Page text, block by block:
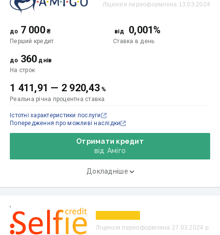
Ліцензія переоформлена 13.03.2024
до 7 000 ₴
Перший кредит
від 0,001%
Ставка в день
до 360 днів
На строк
1 411,91 — 2 920,43 %
Реальна річна процентна ставка
Отримати кредит
від Аміго
Докладніше
Істотні характеристики послуги
Попередження про можливі наслідки
Ліцензія переоформлена 27.03.2024 р.